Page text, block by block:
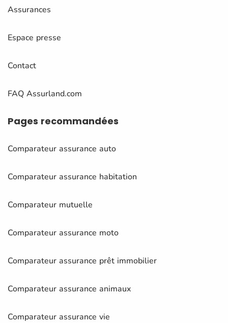
Assurances
Espace presse
Contact
FAQ Assurland.com
Pages recommandées
Comparateur assurance auto
Comparateur assurance habitation
Comparateur mutuelle
Comparateur assurance moto
Comparateur assurance prêt immobilier
Comparateur assurance animaux
Comparateur assurance vie